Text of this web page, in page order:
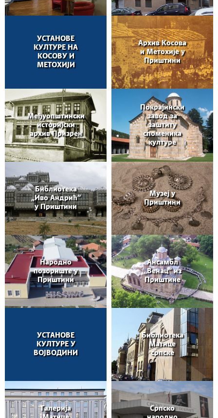
УСТАНОВЕ
КУЛТУРЕ НА
КОСОВУ И
МЕТОХИЈИ
Архив Косова
и Метохије у
Приштини
Међуопштински
историјски
архив Призрен
Покрајински
завод за
заштиту
споменика
културе
Библиотека
„Иво Андрић”
у Приштини
Музеј у
Приштини
Народно
позориште у
Приштини
Ансамбл
„Венац” из
Приштине
УСТАНОВЕ
КУЛТУРЕ У
ВОЈВОДИНИ
Библиотека
Матице
српске
Галерија
Српско